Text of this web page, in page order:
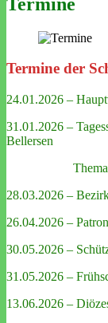
Termine der
24.01.2026 –
31.01.2026 –
Bellersen
Thema:
28.03.2026 –
26.04.2026 –
30.05.2026 –
31.05.2026 –
13.06.2026 –